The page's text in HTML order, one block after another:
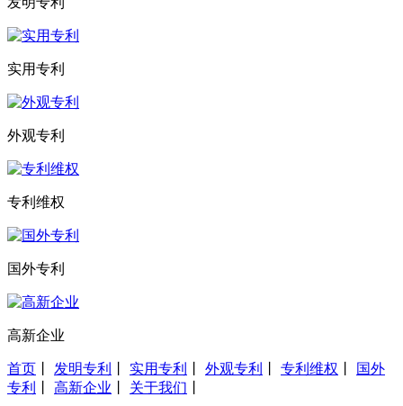
实用专利
外观专利
专利维权
国外专利
高新企业
首页 发明专利 实用专利 外观专利 专利维权
国外
专利
高新企业 关于我们